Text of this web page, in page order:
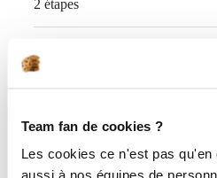
Team fan de cookies ?
Les cookies ce n'est pas
aussi à nos équipes de
2 étapes
Préchauffez
robot :
la farine, la
minute/vit.